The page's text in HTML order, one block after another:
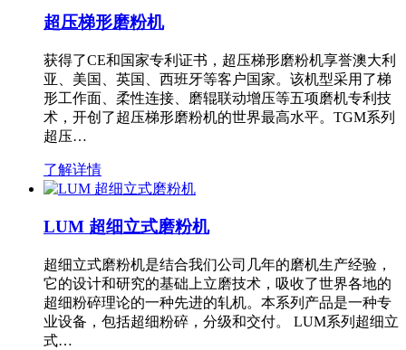
超压梯形磨粉机
获得了CE和国家专利证书，超压梯形磨粉机享誉澳大利
亚、美国、英国、西班牙等客户国家。该机型采用了梯
形工作面、柔性连接、磨辊联动增压等五项磨机专利技
术，开创了超压梯形磨粉机的世界最高水平。TGM系列
超压…
了解详情
LUM 超细立式磨粉机
超细立式磨粉机是结合我们公司几年的磨机生产经验，
它的设计和研究的基础上立磨技术，吸收了世界各地的
超细粉碎理论的一种先进的轧机。本系列产品是一种专
业设备，包括超细粉碎，分级和交付。 LUM系列超细立
式…